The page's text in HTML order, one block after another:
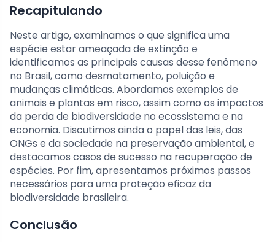
Recapitulando
Neste artigo, examinamos o que significa uma
espécie estar ameaçada de extinção e
identificamos as principais causas desse fenômeno
no Brasil, como desmatamento, poluição e
mudanças climáticas. Abordamos exemplos de
animais e plantas em risco, assim como os impactos
da perda de biodiversidade no ecossistema e na
economia. Discutimos ainda o papel das leis, das
ONGs e da sociedade na preservação ambiental, e
destacamos casos de sucesso na recuperação de
espécies. Por fim, apresentamos próximos passos
necessários para uma proteção eficaz da
biodiversidade brasileira.
Conclusão